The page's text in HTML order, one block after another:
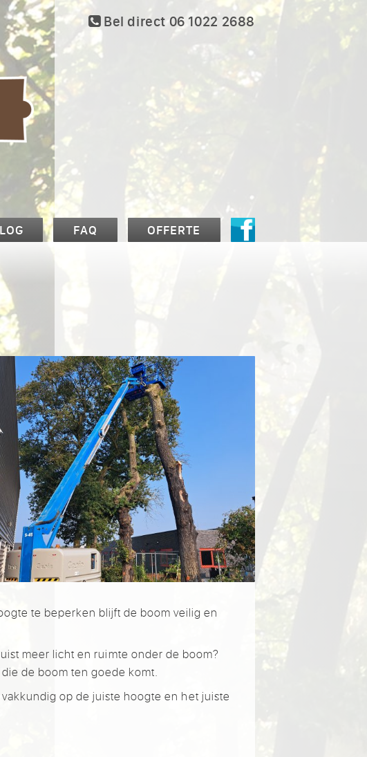
Bel direct 06 1022 2688
FAQ OFFERTE
te beperken blijft de boom veilig en
meer licht en ruimte onder de boom?
de boom ten goede komt.
op de juiste hoogte en het juiste